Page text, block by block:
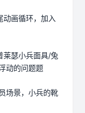
动画循环，加入
莱瑟小兵面具/兔
动的问题题
场景，小兵的靴